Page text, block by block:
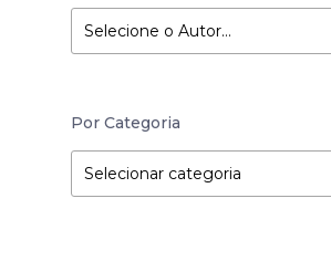
Selecione o Autor…
Por Categoria
Categoria
Selecionar categoria
Categoria